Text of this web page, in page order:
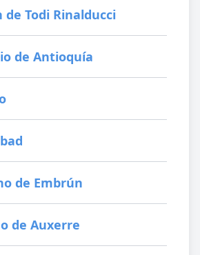
de Todi Rinalducci
de Antioquía
de Embrún
de Auxerre